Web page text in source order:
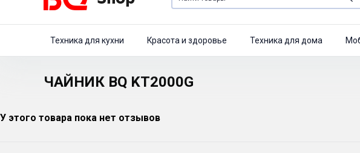
Техника для кухни Красота и здоровье Техника для дома
ЧАЙНИК BQ KT2000G
У этого товара пока нет отзывов